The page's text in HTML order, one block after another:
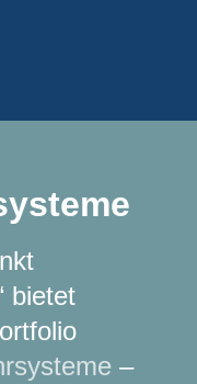
bietet
–